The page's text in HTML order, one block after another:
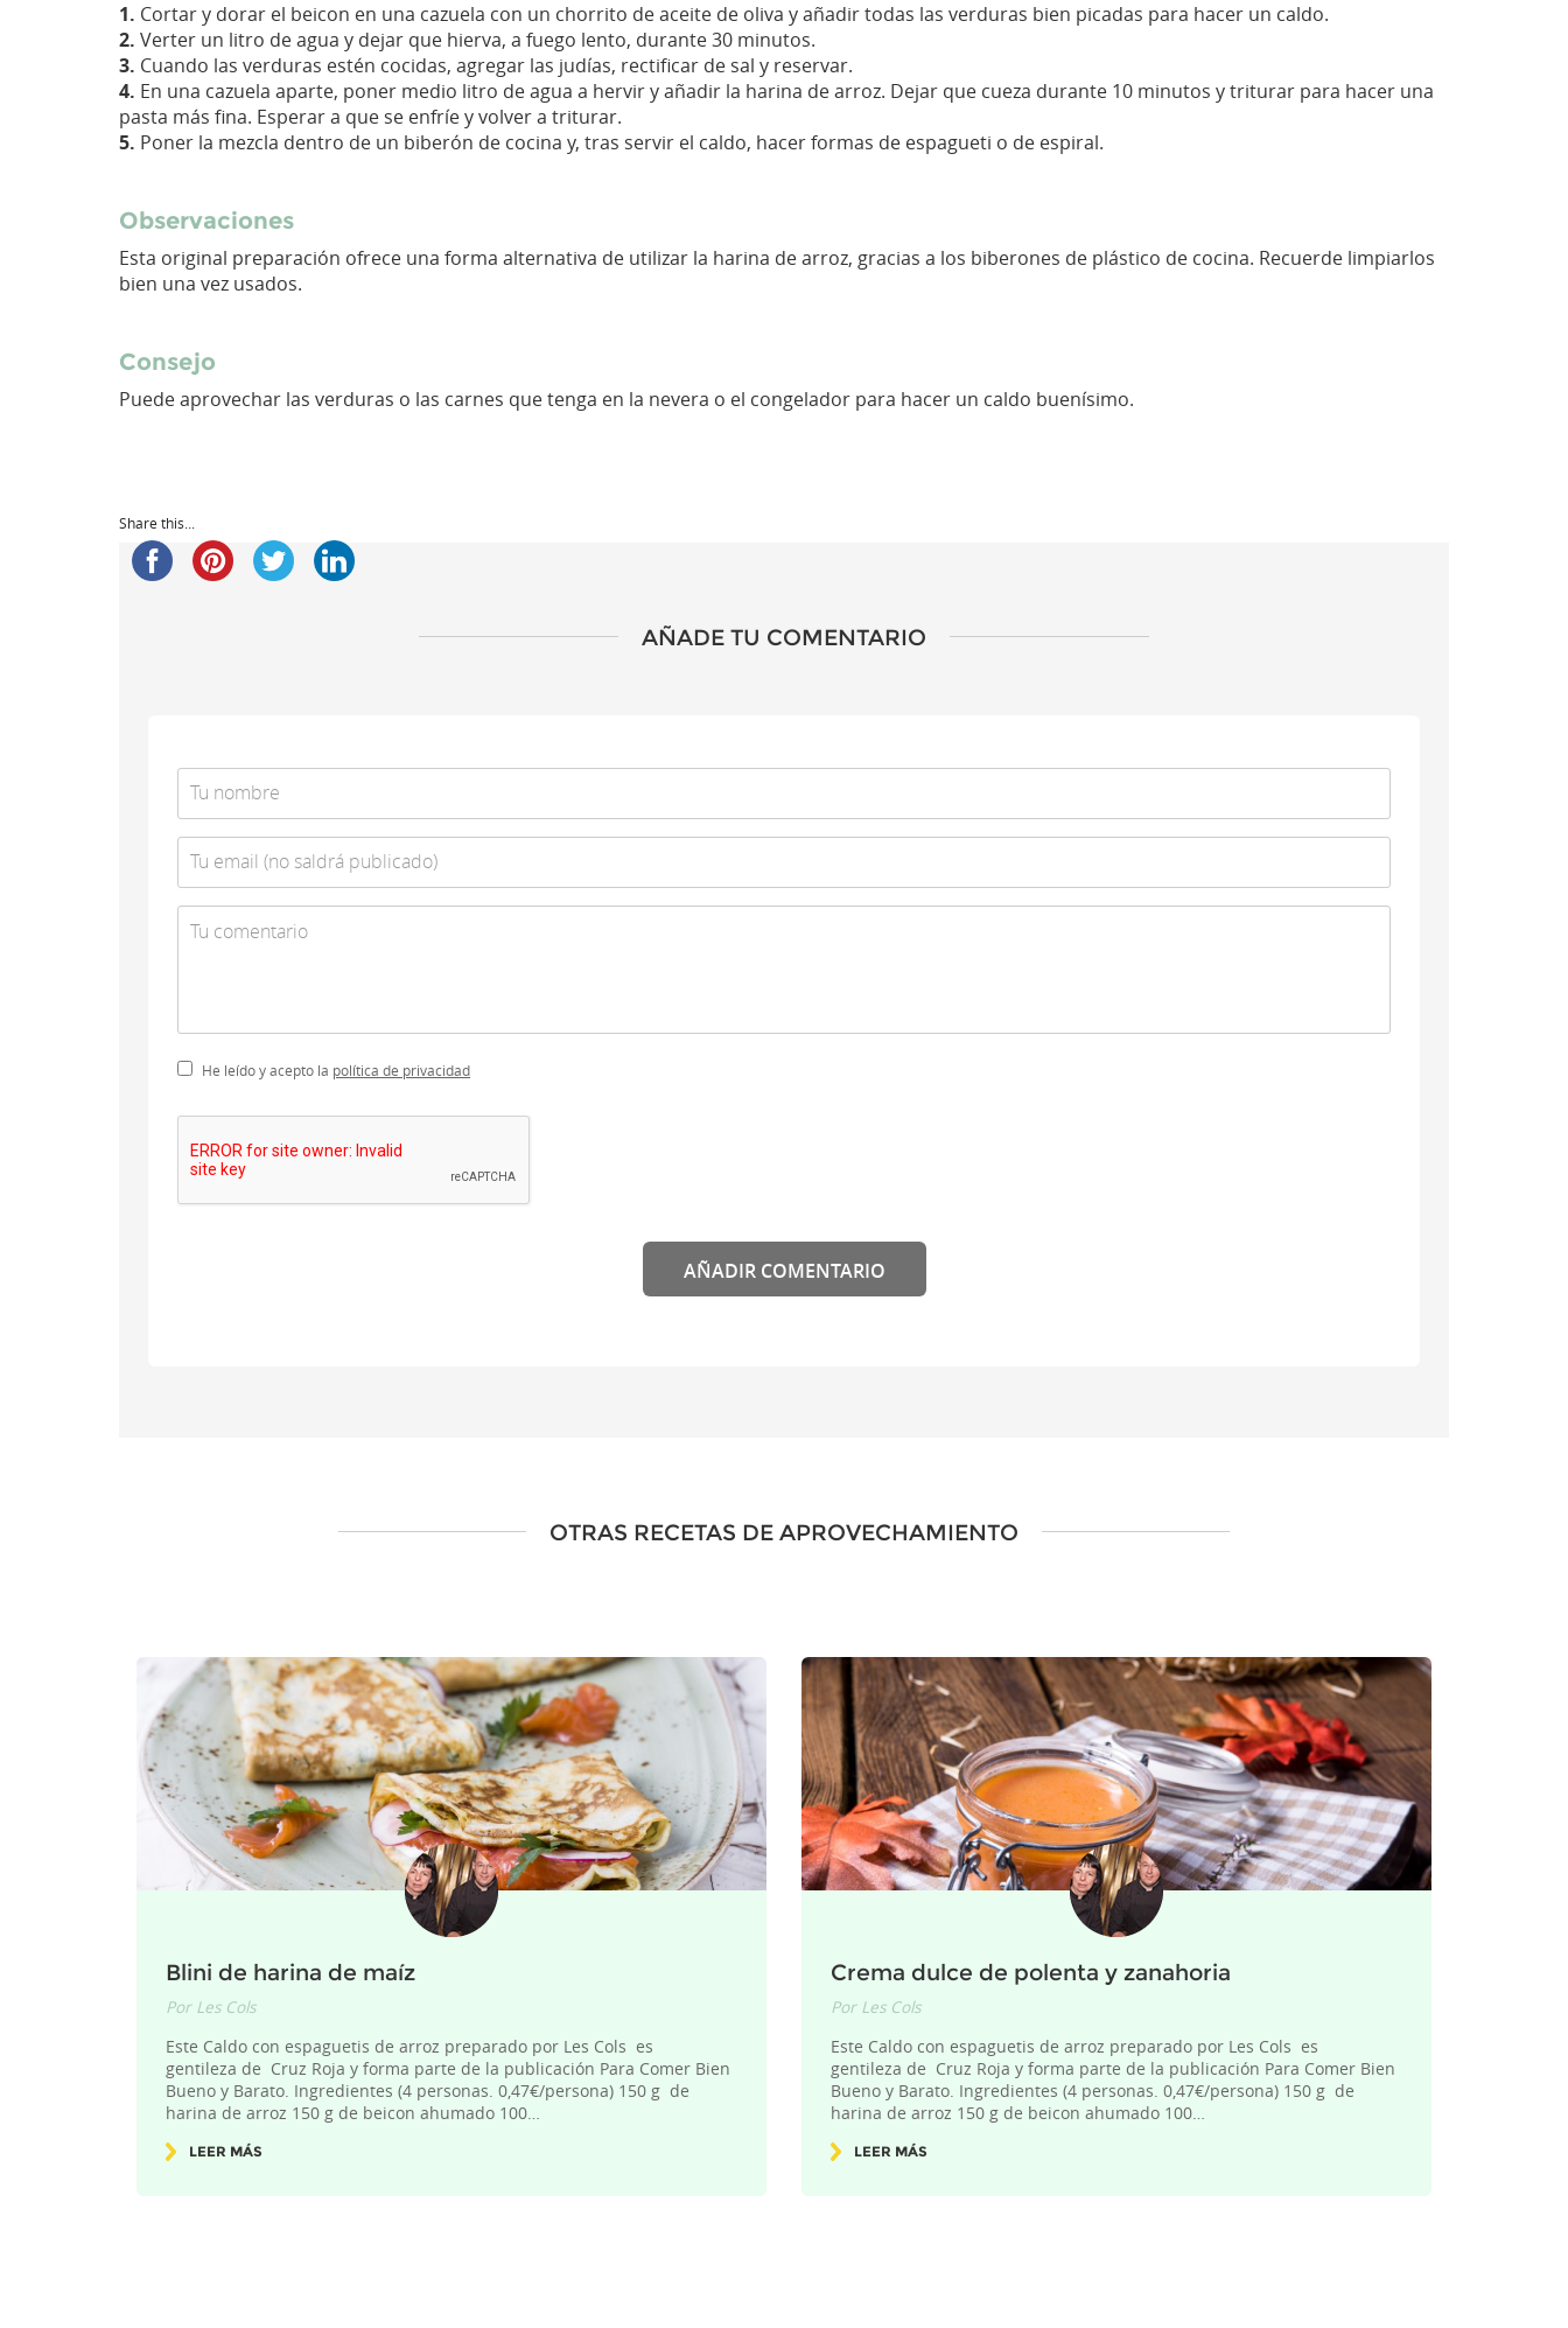
1. Cortar y dorar el beicon en una cazuela con un chorrito de aceite de oliva y añadir todas las verduras bien picadas para hacer un caldo.
2. Verter un litro de agua y dejar que hierva, a fuego lento, durante 30 minutos.
3. Cuando las verduras estén cocidas, agregar las judías, rectificar de sal y reservar.
4. En una cazuela aparte, poner medio litro de agua a hervir y añadir la harina de arroz. Dejar que cueza durante 10 minutos y triturar para hacer una
pasta más fina. Esperar a que se enfríe y volver a triturar.
5. Poner la mezcla dentro de un biberón de cocina y, tras servir el caldo, hacer formas de espagueti o de espiral.
Observaciones
Esta original preparación ofrece una forma alternativa de utilizar la harina de arroz, gracias a los biberones de plástico de cocina. Recuerde limpiarlos
bien una vez usados.
Consejo
Puede aprovechar las verduras o las carnes que tenga en la nevera o el congelador para hacer un caldo buenísimo.
Share this...
AÑADE TU COMENTARIO
He leído y acepto la política de privacidad
AÑADIR COMENTARIO
OTRAS RECETAS DE APROVECHAMIENTO
Blini de harina de maíz
Por Les Cols
Este Caldo con espaguetis de arroz preparado por Les Cols es
gentileza de Cruz Roja y forma parte de la publicación Para Comer Bien
Bueno y Barato. Ingredientes (4 personas. 0,47€/persona) 150 g de
harina de arroz 150 g de beicon ahumado 100…
LEER MÁS
Crema dulce de polenta y zanahoria
Por Les Cols
Este Caldo con espaguetis de arroz preparado por Les Cols es
gentileza de Cruz Roja y forma parte de la publicación Para Comer Bien
Bueno y Barato. Ingredientes (4 personas. 0,47€/persona) 150 g de
harina de arroz 150 g de beicon ahumado 100…
LEER MÁS